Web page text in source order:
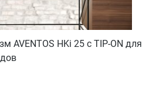
AVENTOS HKi 25 с TIP-ON для